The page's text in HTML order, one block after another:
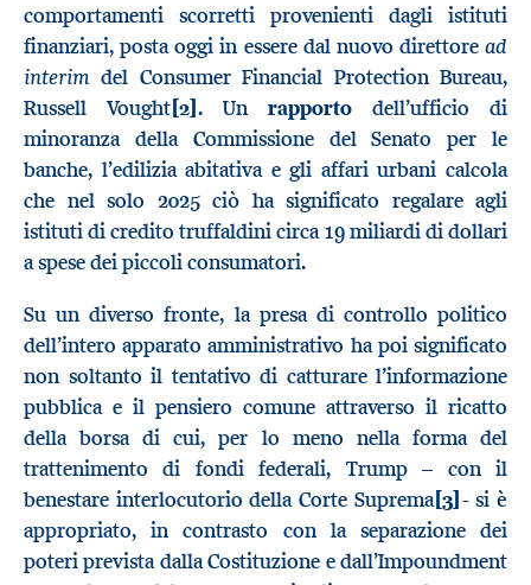
comportamenti scorretti provenienti dagli istituti
finanziari, posta oggi in essere dal nuovo direttore ad
interim del Consumer Financial Protection Bureau,
Russell Vought[2]. Un rapporto dell’ufficio di
minoranza della Commissione del Senato per le
banche, l’edilizia abitativa e gli affari urbani calcola
che nel solo 2025 ciò ha significato regalare agli
istituti di credito truffaldini circa 19 miliardi di dollari
a spese dei piccoli consumatori.
Su un diverso fronte, la presa di controllo politico
dell’intero apparato amministrativo ha poi significato
non soltanto il tentativo di catturare l’informazione
pubblica e il pensiero comune attraverso il ricatto
della borsa di cui, per lo meno nella forma del
trattenimento di fondi federali, Trump – con il
benestare interlocutorio della Corte Suprema[3]- si è
appropriato, in contrasto con la separazione dei
poteri prevista dalla Costituzione e dall’Impoundment